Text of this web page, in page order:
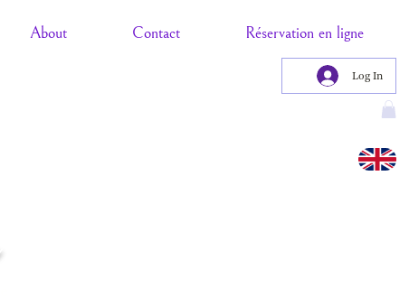
About Contact Réservation en ligne
Log In